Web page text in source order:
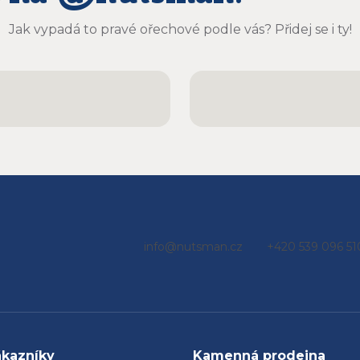
chutnají
a určitě
Jak vypadá to pravé ořechové podle vás? Přidej se i ty!
info@nutsman.cz +420 539 096
Kamenná prodejna